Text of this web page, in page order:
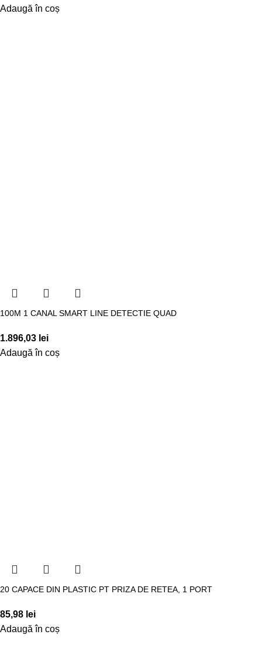
Adaugă în coș
100M 1 CANAL SMART LINE DETECTIE QUAD
1.896,03 lei
Adaugă în coș
20 CAPACE DIN PLASTIC PT PRIZA DE RETEA, 1 PORT
85,98 lei
Adaugă în coș